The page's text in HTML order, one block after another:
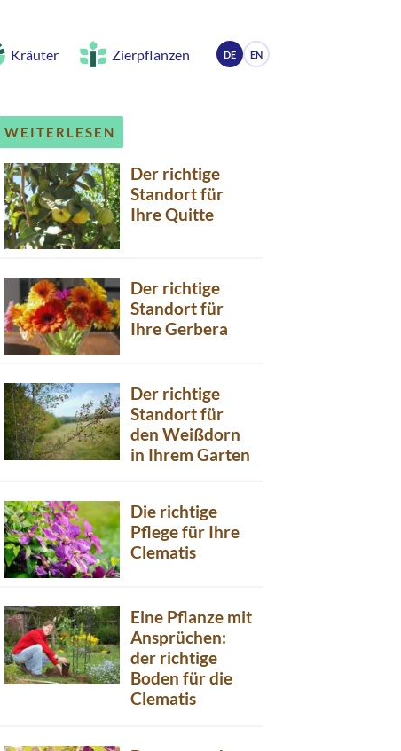
Kräuter Zierpflanzen DE EN
WEITERLESEN
Der richtige
Standort für
Ihre Quitte
Der richtige
Standort für
Ihre Gerbera
Der richtige
Standort für
den Weißdorn
in Ihrem Garten
Die richtige
Pflege für Ihre
Clematis
Eine Pflanze mit
Ansprüchen:
der richtige
Boden für die
Clematis